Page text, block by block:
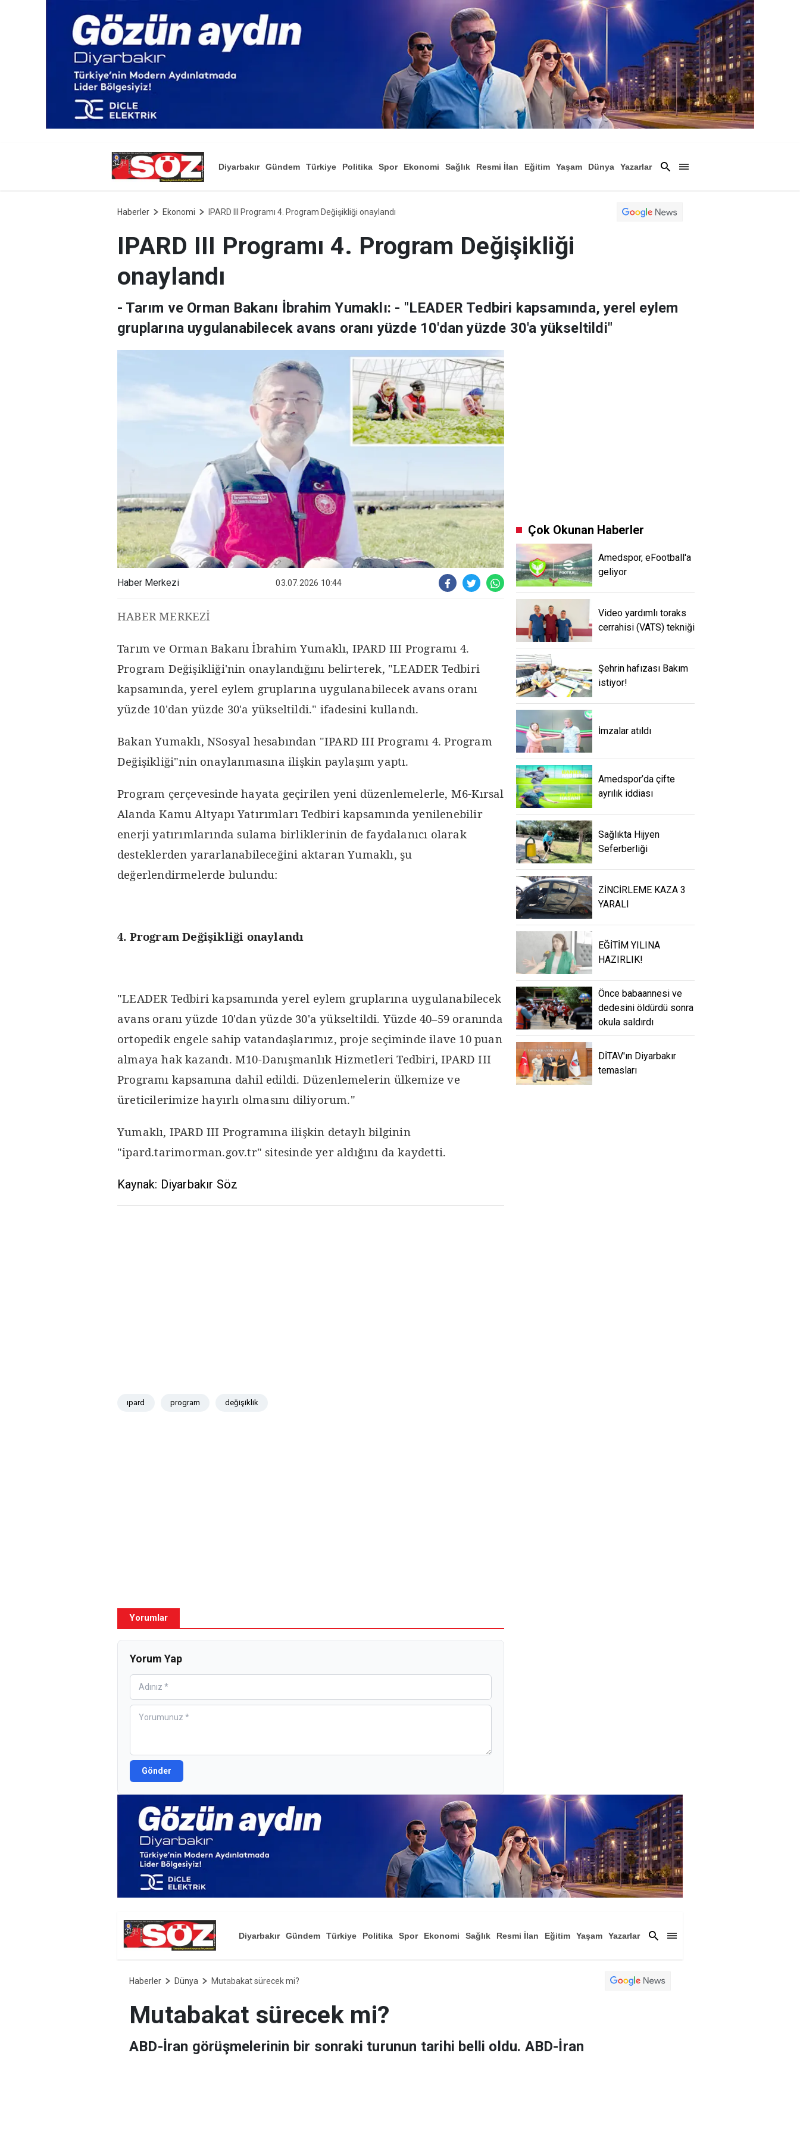
Diyarbakır Gündem Türkiye Politika Spor Ekonomi Sağlık Resmi İlan Eğitim Yaşam
Dünya
Yazarlar
Haberler Ekonomi IPARD III Programı 4. Program Değişikliği onaylandı
IPARD III Programı 4. Program Değişikliği
onaylandı
- Tarım ve Orman Bakanı İbrahim Yumaklı: - "LEADER Tedbiri kapsamında, yerel eylem
gruplarına uygulanabilecek avans oranı yüzde 10'dan yüzde 30'a yükseltildi"
Haber Merkezi 03.07.2026 10:44
HABER MERKEZİ
Tarım ve Orman Bakanı İbrahim Yumaklı, IPARD III Programı 4.
Program Değişikliği'nin onaylandığını belirterek, "LEADER Tedbiri
kapsamında, yerel eylem gruplarına uygulanabilecek avans oranı
yüzde 10'dan yüzde 30'a yükseltildi." ifadesini kullandı.
Bakan Yumaklı, NSosyal hesabından "IPARD III Programı 4. Program
Değişikliği"nin onaylanmasına ilişkin paylaşım yaptı.
Program çerçevesinde hayata geçirilen yeni düzenlemelerle, M6-Kırsal
Alanda Kamu Altyapı Yatırımları Tedbiri kapsamında yenilenebilir
enerji yatırımlarında sulama birliklerinin de faydalanıcı olarak
desteklerden yararlanabileceğini aktaran Yumaklı, şu
değerlendirmelerde bulundu:
4. Program Değişikliği onaylandı
"LEADER Tedbiri kapsamında yerel eylem gruplarına uygulanabilecek
avans oranı yüzde 10'dan yüzde 30'a yükseltildi. Yüzde 40–59 oranında
ortopedik engele sahip vatandaşlarımız, proje seçiminde ilave 10 puan
almaya hak kazandı. M10-Danışmanlık Hizmetleri Tedbiri, IPARD III
Programı kapsamına dahil edildi. Düzenlemelerin ülkemize ve
üreticilerimize hayırlı olmasını diliyorum."
Yumaklı, IPARD III Programına ilişkin detaylı bilginin
"ipard.tarimorman.gov.tr" sitesinde yer aldığını da kaydetti.
Kaynak: Diyarbakır Söz
ıpard program değişiklik
Yorumlar
Yorum Yap
Gönder
Çok Okunan Haberler
Amedspor, eFootball'a
geliyor
Video yardımlı toraks
cerrahisi (VATS) tekniği
Şehrin hafızası Bakım
istiyor!
İmzalar atıldı
Amedspor’da çifte
ayrılık iddiası
Sağlıkta Hijyen
Seferberliği
ZİNCİRLEME KAZA 3
YARALI
EĞİTİM YILINA
HAZIRLIK!
Önce babaannesi ve
dedesini öldürdü sonra
okula saldırdı
DİTAV'ın Diyarbakır
temasları
Diyarbakır Gündem Türkiye Politika Spor Ekonomi Sağlık Resmi İlan Eğitim
Yaşam
Yazarlar
Haberler Dünya Mutabakat sürecek mi?
Mutabakat sürecek mi?
ABD-İran görüşmelerinin bir sonraki turunun tarihi belli oldu. ABD-İran